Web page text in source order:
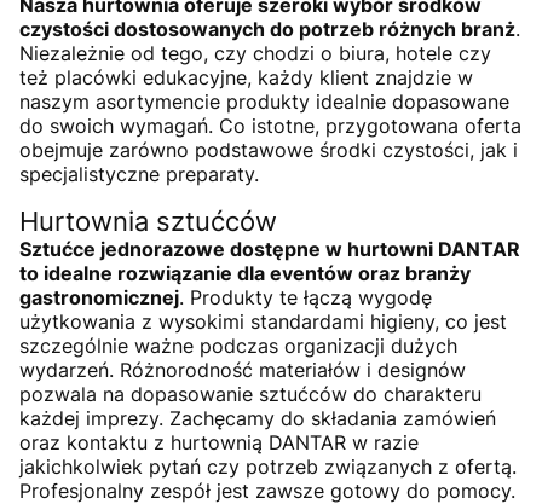
Nasza hurtownia oferuje szeroki wybór środków
czystości dostosowanych do potrzeb różnych branż.
Niezależnie od tego, czy chodzi o biura, hotele czy
też placówki edukacyjne, każdy klient znajdzie w
naszym asortymencie produkty idealnie dopasowane
do swoich wymagań. Co istotne, przygotowana oferta
obejmuje zarówno podstawowe środki czystości, jak i
specjalistyczne preparaty.
Hurtownia sztućców
Sztućce jednorazowe dostępne w hurtowni DANTAR
to idealne rozwiązanie dla eventów oraz branży
gastronomicznej. Produkty te łączą wygodę
użytkowania z wysokimi standardami higieny, co jest
szczególnie ważne podczas organizacji dużych
wydarzeń. Różnorodność materiałów i designów
pozwala na dopasowanie sztućców do charakteru
każdej imprezy. Zachęcamy do składania zamówień
oraz kontaktu z hurtownią DANTAR w razie
jakichkolwiek pytań czy potrzeb związanych z ofertą.
Profesjonalny zespół jest zawsze gotowy do pomocy.